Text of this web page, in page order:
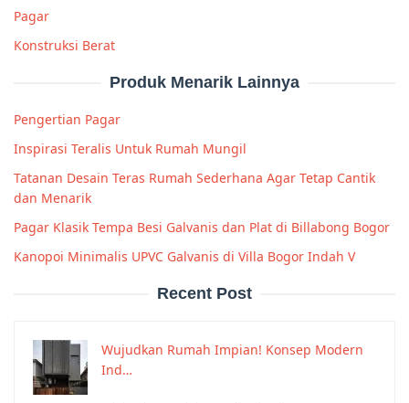
Pagar
Konstruksi Berat
Produk Menarik Lainnya
Pengertian Pagar
Inspirasi Teralis Untuk Rumah Mungil
Tatanan Desain Teras Rumah Sederhana Agar Tetap Cantik
dan Menarik
Pagar Klasik Tempa Besi Galvanis dan Plat di Billabong Bogor
Kanopoi Minimalis UPVC Galvanis di Villa Bogor Indah V
Recent Post
Wujudkan Rumah Impian! Konsep Modern
Ind…